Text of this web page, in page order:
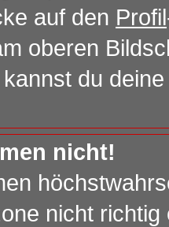
auf den Profil
oberen
du
nicht!
nicht